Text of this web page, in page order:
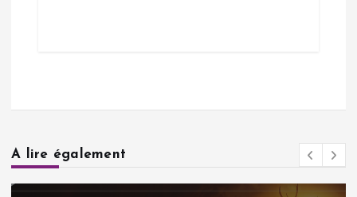
A lire également